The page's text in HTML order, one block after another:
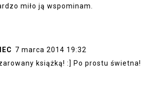
miło ją wspominam.
7 marca 2014 19:32
książką! :] Po prostu świetna!